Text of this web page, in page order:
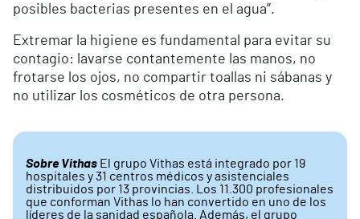
posibles bacterias presentes en el agua”.
Extremar la higiene es fundamental para evitar su
contagio: lavarse contantemente las manos, no
frotarse los ojos, no compartir toallas ni sábanas y
no utilizar los cosméticos de otra persona.
Sobre Vithas El grupo Vithas está integrado por 19
hospitales y 31 centros médicos y asistenciales
distribuidos por 13 provincias. Los 11.300 profesionales
que conforman Vithas lo han convertido en uno de los
líderes de la sanidad española. Además, el grupo